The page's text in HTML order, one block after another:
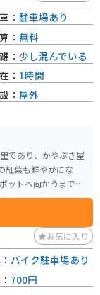
、二十
駅のレストランや売
ていることがあり
であり、かやぶき屋
紅葉も鮮やかにな
際は、スピードの出
なら特に問題はあり
： 駐車場あり
： 無料
： 少し混んでいる
： 1時間
： 屋外
お気に入り
バイク駐車場あり
700円